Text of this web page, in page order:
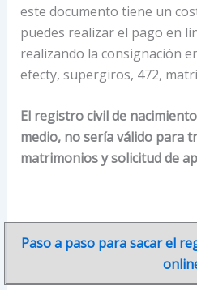
este documento tiene un
puedes realizar el pago en
realizando la consignación
efecty, supergiros, 472,
El registro civil de
medio, no sería válido para
matrimonios y solicitud de
Paso a paso para sacar el